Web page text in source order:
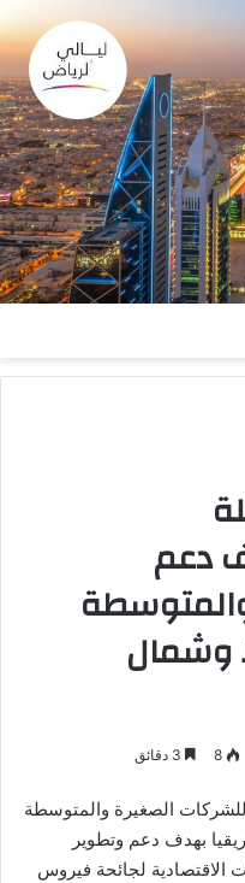
دعم
وشمال
8
الصغيرة والمتوسطة
بهدف دعم وتطوير
الاقتصادية لجائحة فيروس